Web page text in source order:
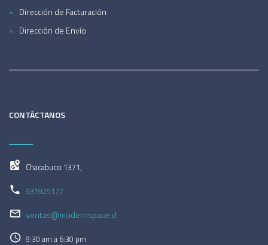
Dirección de Facturación
Dirección de Envío
CONTÁCTANOS
Chacabuco 1371,
931925177
ventas@modernspace.cl
9:30 am a 6:30 pm